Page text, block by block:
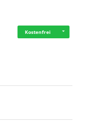
Kostenfrei